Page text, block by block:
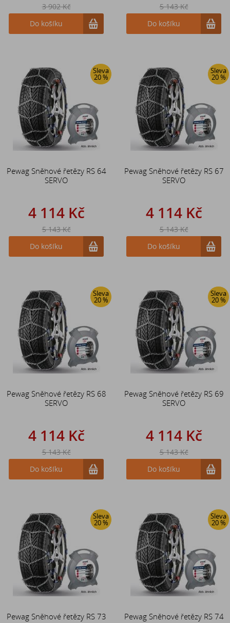
3 902 Kč
Do košíku
5 143 Kč
Do košíku
Sleva
20 %
Pewag Sněhové řetězy RS 64
SERVO
4 114 Kč
5 143 Kč
Do košíku
Sleva
20 %
Pewag Sněhové řetězy RS 67
SERVO
4 114 Kč
5 143 Kč
Do košíku
Sleva
20 %
Pewag Sněhové řetězy RS 68
SERVO
4 114 Kč
5 143 Kč
Do košíku
Sleva
20 %
Pewag Sněhové řetězy RS 69
SERVO
4 114 Kč
5 143 Kč
Do košíku
Sleva
20 %
Pewag Sněhové řetězy RS 73
Sleva
20 %
Pewag Sněhové řetězy RS 74